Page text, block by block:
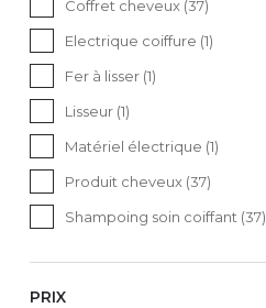
Coffret cheveux (37)
Electrique coiffure (1)
Fer à lisser (1)
Lisseur (1)
Matériel électrique (1)
Produit cheveux (37)
Shampoing soin coiffant (37)
PRIX